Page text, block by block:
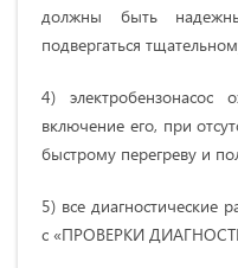
должны быть
подвергаться
4) электробензонасос
включение его, при
быстрому перегреву и
5) все диагностические
с «ПРОВЕРКИ